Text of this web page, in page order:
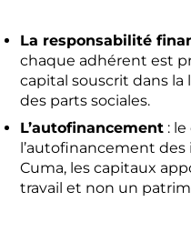
La responsabilité
chaque adhérent est
capital souscrit dans
des parts sociales.
L’autofinancement :
l’autofinancement
Cuma, les capitaux
travail et non un